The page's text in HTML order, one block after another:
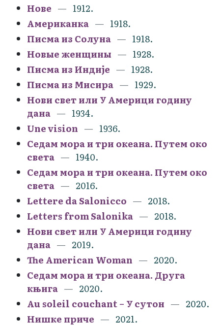
Нове
1912.
Американка
1918.
Писма из Солуна
1918.
Новые женщины
1928.
Писма из Индије
1928.
Писма из Мисира
1929.
Нови свет или У Америци годину
дана
1934.
Une vision
1936.
Седам мора и три океана. Путем око
света
1940.
Седам мора и три океана. Путем око
света
2016.
Lettere da Salonicco
2018.
Letters from Salonika
2018.
Нови свет или У Америци годину
дана
2019.
The American Woman
2020.
Седам мора и три океана. Друга
књига
2020.
Au soleil couchant – У сутон
2020.
Нишке приче
2021.